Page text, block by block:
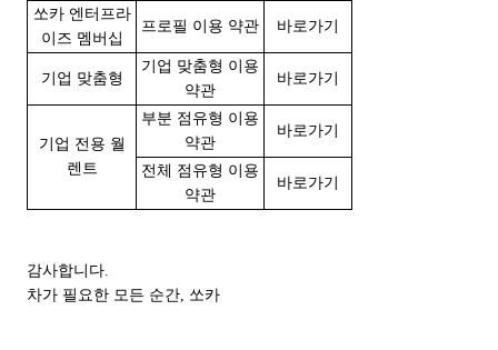
쏘카 엔터프라
이즈 멤버십
프로필 이용 약관 바로가기
기업 맞춤형
기업 맞춤형 이용
약관
바로가기
기업 전용 월
렌트
부분 점유형 이용
약관
바로가기
전체 점유형 이용
약관
바로가기
감사합니다.
차가 필요한 모든 순간, 쏘카